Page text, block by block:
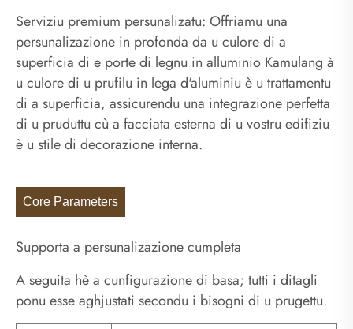
Serviziu premium persunalizatu: Offriamu una
persunalizazione in profonda da u culore di a
superficia di e porte di legnu in alluminio Kamulang à
u culore di u prufilu in lega d'aluminiu è u trattamentu
di a superficia, assicurendu una integrazione perfetta
di u pruduttu cù a facciata esterna di u vostru edifiziu
è u stile di decorazione interna.
Core Parameters
Supporta a persunalizazione cumpleta
A seguita hè a cunfigurazione di basa; tutti i ditagli
ponu esse aghjustati secondu i bisogni di u prugettu.